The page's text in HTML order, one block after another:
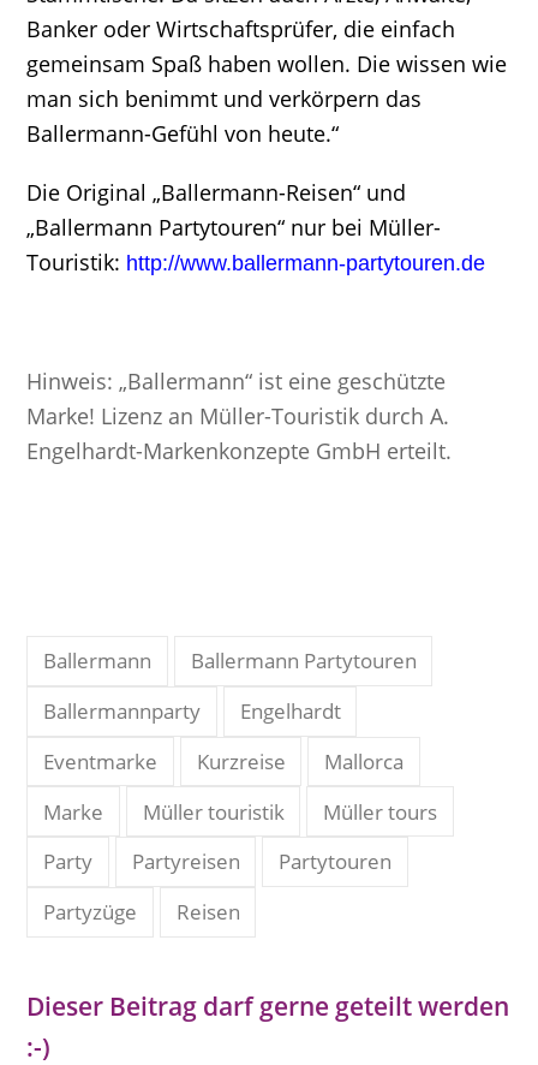
Banker oder Wirtschaftsprüfer, die einfach
gemeinsam Spaß haben wollen. Die wissen wie
man sich benimmt und verkörpern das
Ballermann-Gefühl von heute.“
Die Original „Ballermann-Reisen“ und
„Ballermann Partytouren“ nur bei Müller-
Touristik: http://www.ballermann-partytouren.de
Hinweis: „Ballermann“ ist eine geschützte
Marke! Lizenz an Müller-Touristik durch A.
Engelhardt-Markenkonzepte GmbH erteilt.
Ballermann
Ballermann Partytouren
Ballermannparty
Engelhardt
Eventmarke
Kurzreise
Mallorca
Marke
Müller touristik
Müller tours
Party
Partyreisen
Partytouren
Partyzüge
Reisen
Dieser Beitrag darf gerne geteilt werden
:-)